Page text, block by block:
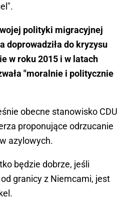
polityki migracyjnej
doprowadziła do kryzysu
w roku 2015 i w latach
"moralnie i politycznie
obecne stanowisko CDU
proponujące odrzucanie
azylowych.
będzie dobrze, jeśli
granicy z Niemcami, jest